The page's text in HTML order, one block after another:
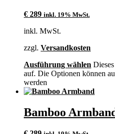
€ 289 inkl. 19% MwSt.
inkl. MwSt.
zzgl. Versandkosten
Ausführung wählen
auf. Die Optionen können
werden
Bamboo